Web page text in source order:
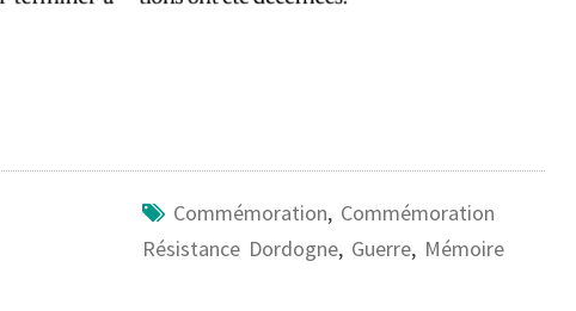
Commémoration, Commémoration
Résistance Dordogne, Guerre, Mémoire